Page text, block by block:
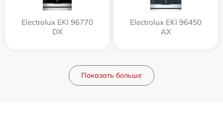
Electrolux EKI 96770
DX
Electrolux EKI 96450
AX
Показать больше